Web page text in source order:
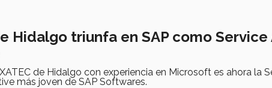
Hidalgo triunfa en SAP como
de Hidalgo con experiencia en Microsoft es ahora la
más joven de SAP Softwares.